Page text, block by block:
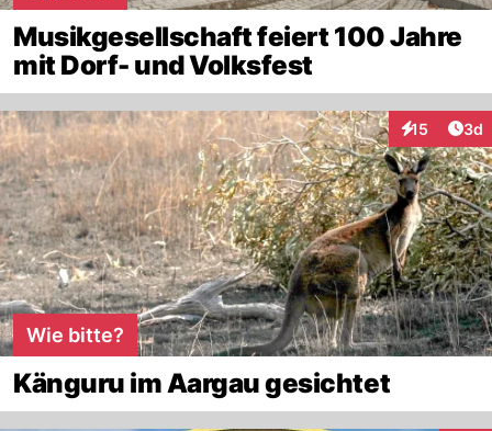
Musikgesellschaft feiert 100 Jahre
mit Dorf- und Volksfest
15
Interaktionen
3d
Wie bitte?
Känguru im Aargau gesichtet